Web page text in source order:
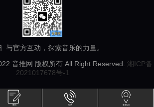
与官方互动，探索音乐的力量。
音推网 版权所有 All Right Reserved. 湘ICP备
2021017678号-1
微信 电话 客服QQ